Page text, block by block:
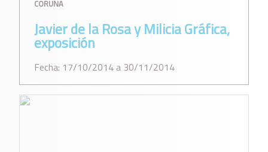
CORUÑA
Javier de la Rosa y Milicia Gráfica,
exposición
Fecha: 17/10/2014 a 30/11/2014